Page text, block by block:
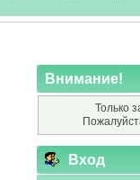
Внимание!
Только
Вход